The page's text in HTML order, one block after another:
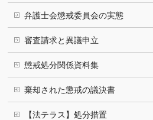
弁護士会懲戒委員会の実態
審査請求と異議申立
懲戒処分関係資料集
棄却された懲戒の議決書
【法テラス】処分措置